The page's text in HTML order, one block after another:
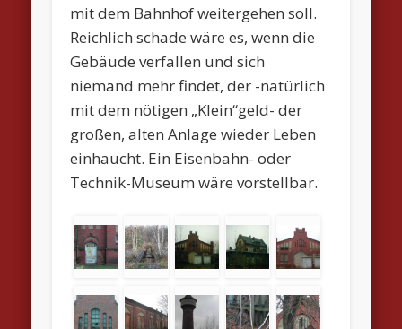
mit dem Bahnhof weitergehen soll.
Reichlich schade wäre es, wenn die
Gebäude verfallen und sich
niemand mehr findet, der -natürlich
mit dem nötigen „Klein“geld- der
großen, alten Anlage wieder Leben
einhaucht. Ein Eisenbahn- oder
Technik-Museum wäre vorstellbar.